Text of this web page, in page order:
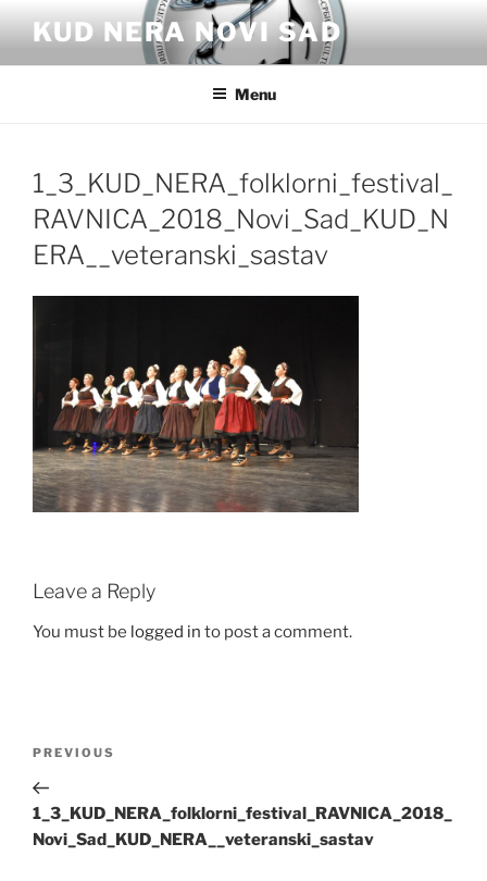
content
KUD NERA NOVI SAD
Menu
1_3_KUD_NERA_folklorni_festival_
RAVNICA_2018_Novi_Sad_KUD_N
ERA__veteranski_sastav
Leave a Reply
You must be logged in to post a comment.
Previous
Post
PREVIOUS
1_3_KUD_NERA_folklorni_festival_RAVNICA_2018_
Novi_Sad_KUD_NERA__veteranski_sastav